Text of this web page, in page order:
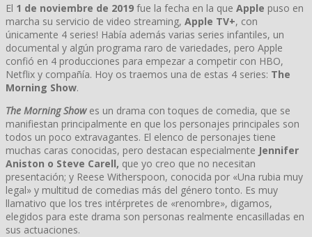
El 1 de noviembre de 2019 fue la fecha en la que Apple puso en
marcha su servicio de video streaming, Apple TV+, con
únicamente 4 series! Había además varias series infantiles, un
documental y algún programa raro de variedades, pero Apple
confió en 4 producciones para empezar a competir con HBO,
Netflix y compañía. Hoy os traemos una de estas 4 series: The
Morning Show.
The Morning Show es un drama con toques de comedia, que se
manifiestan principalmente en que los personajes principales son
todos un poco extravagantes. El elenco de personajes tiene
muchas caras conocidas, pero destacan especialmente Jennifer
Aniston o Steve Carell, que yo creo que no necesitan
presentación; y Reese Witherspoon, conocida por «Una rubia muy
legal» y multitud de comedias más del género tonto. Es muy
llamativo que los tres intérpretes de «renombre», digamos,
elegidos para este drama son personas realmente encasilladas en
sus actuaciones.